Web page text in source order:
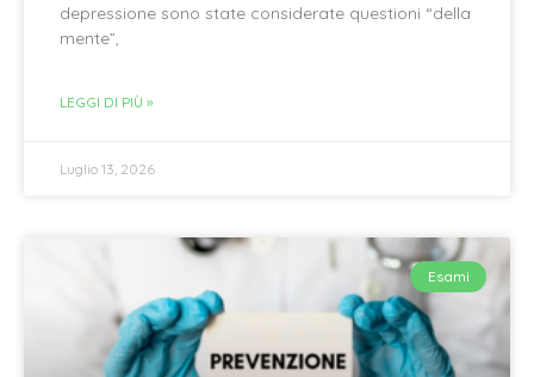
depressione sono state considerate questioni “della
mente”,
LEGGI DI PIÙ »
Luglio 13, 2026
Esami